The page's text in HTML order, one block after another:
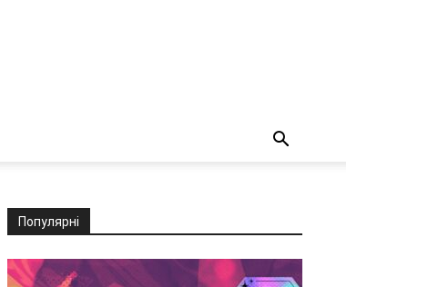
Популярні